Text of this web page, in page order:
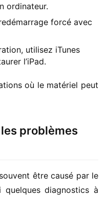
ordinateur.
forcé avec
utilisez iTunes
l’iPad.
où le matériel peut
problèmes
être causé par le
diagnostics à